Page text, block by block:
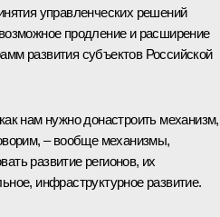
управленческих решений
продление и расширение
развития субъектов Российской
нам нужно донастроить механизм,
– вообще механизмы,
развитие регионов, их
инфраструктурное развитие.